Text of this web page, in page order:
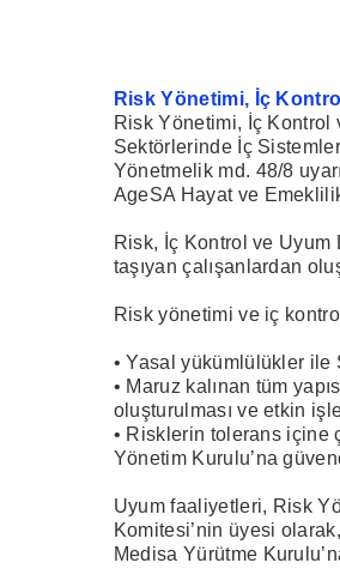
Risk Yönetimi, İç
Risk Yönetimi, İç Kontrol
Sektörlerinde İç
Yönetmelik md. 48/8
AgeSA Hayat ve
Risk, İç Kontrol ve
taşıyan çalışanlardan
Risk yönetimi ve iç
• Yasal yükümlülükler ile
• Maruz kalınan tüm
oluşturulması ve etkin
• Risklerin tolerans içine
Yönetim Kurulu’na
Uyum faaliyetleri, Risk
Komitesi’nin üyesi
Medisa Yürütme